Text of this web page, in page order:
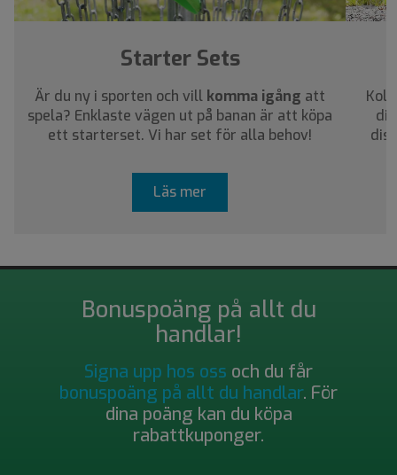
Starter Sets
Är du ny i sporten och vill komma igång att
spela? Enklaste vägen ut på banan är att köpa
ett starterset. Vi har set för alla behov!
Läs mer
Bonuspoäng på allt du
handlar!
Signa upp hos oss och du får
bonuspoäng på allt du handlar. För
dina poäng kan du köpa
rabattkuponger.